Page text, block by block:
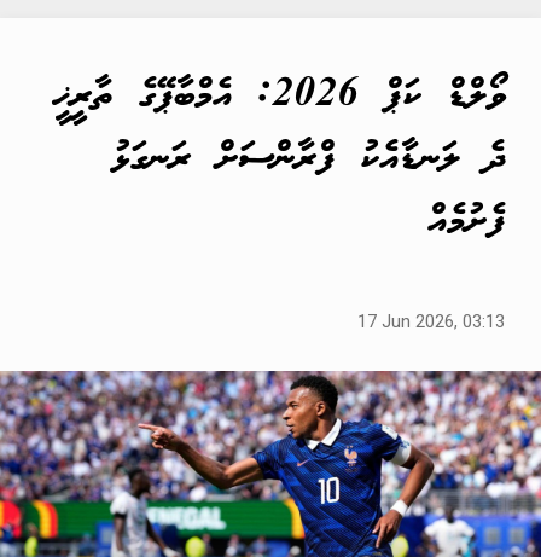
ވޯލްޑް ކަޕް 2026: އެމްބާޕޭގެ ތާރީޚީ
ދެ ލަނޑާއެކު ފްރާންސަށް ރަނގަޅު
ފެށުމެއް
17 Jun 2026, 03:13